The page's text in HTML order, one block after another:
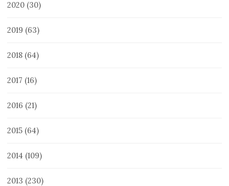
2020 (30)
2019 (63)
2018 (64)
2017 (16)
2016 (21)
2015 (64)
2014 (109)
2013 (230)